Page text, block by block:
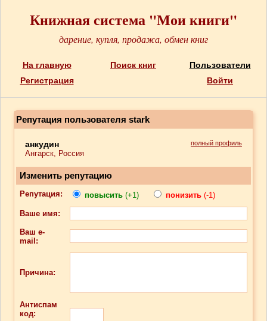
Книжная система "Мои книги"
дарение, купля, продажа, обмен книг
На главную Поиск книг
Пользователи
Регистрация
Войти
Репутация пользователя stark
анкудин
Ангарск, Россия
полный профиль
Изменить репутацию
Репутация: повысить (+1) понизить (-1)
Ваше имя:
Ваш e-
mail:
Причина:
Антиспам
код: